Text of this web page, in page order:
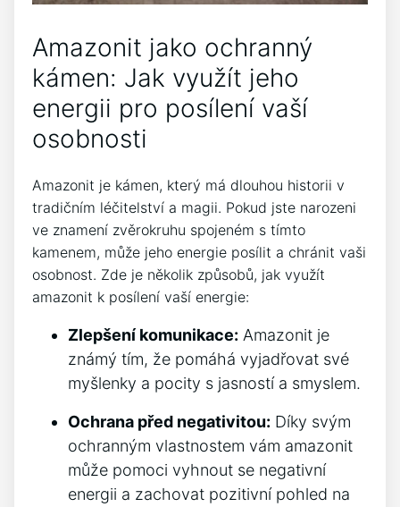
Amazonit jako ochranný
kámen: Jak využít jeho
energii pro posílení vaší
osobnosti
Amazonit je kámen, který má dlouhou historii v
tradičním léčitelství a magii. Pokud jste narozeni
ve znamení zvěrokruhu spojeném s tímto
kamenem, může jeho energie posílit a chránit vaši
osobnost. Zde je několik způsobů, jak využít
amazonit k posílení vaší energie:
Zlepšení komunikace: Amazonit je
známý tím, že pomáhá vyjadřovat své
myšlenky a pocity s jasností a smyslem.
Ochrana před negativitou: Díky svým
ochranným vlastnostem vám amazonit
může pomoci vyhnout se negativní
energii a zachovat pozitivní pohled na